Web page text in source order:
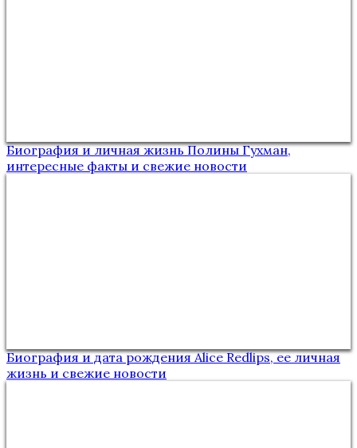
Биография и личная жизнь Полины Гухман,
интересные факты и свежие новости
Биография и дата рождения Alice Redlips, ее личная
жизнь и свежие новости